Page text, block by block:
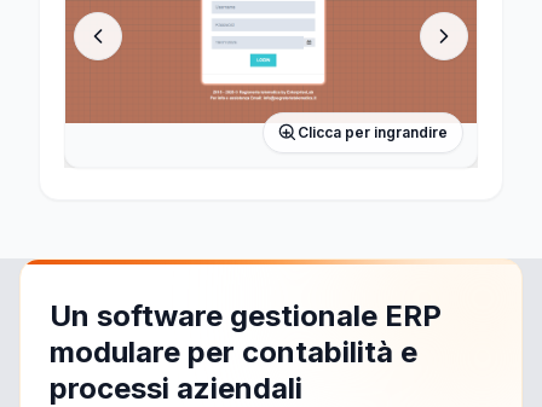
Clicca per ingrandire
Un software gestionale ERP
modulare per contabilità e
processi aziendali